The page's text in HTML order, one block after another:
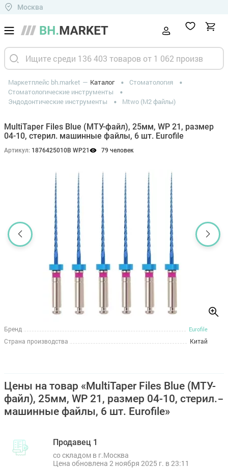
Москва
Маркетплейс bh.market Каталог
Стоматология
Стоматологические инструменты
Эндодонтические инструменты
Mtwo (М2 файлы)
MultiTaper Files Blue (МТУ-файл), 25мм, WP 21, размер
04-10, стерил. машинные файлы, 6 шт. Eurofile
Артикул: 1876425010B WP21 79 человек
Бренд Eurofile
Страна производства Китай
Цены на товар «MultiTaper Files Blue (МТУ-
файл), 25мм, WP 21, размер 04-10, стерил.
машинные файлы, 6 шт. Eurofile»
Продавец 1
со складом в г.Москва
Цена обновлена 2 ноября 2025 г. в 23:11